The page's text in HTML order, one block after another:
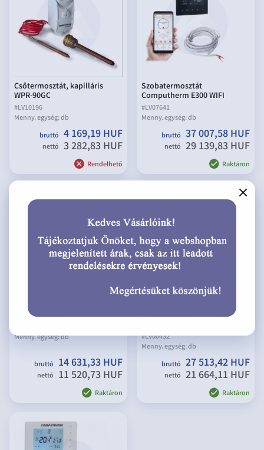
Csőtermosztát, kapilláris
WPR-90GC
#LV10196
Menny. egység:db
bruttó 4 169,19 HUF
nettó 3 282,83 HUF
Rendelhető
Szobatermosztát
Computherm E300 WIFI
#LV07641
Menny. egység:db
bruttó 37 007,58 HUF
nettó 29 139,83 HUF
Raktáron
Szobatermosztát
Computherm Q7
Menny. egység:db
bruttó 14 631,33 HUF
nettó 11 520,73 HUF
Raktáron
Computherm Q7 RF (vezeték
#LV00432
Menny. egység:db
bruttó 27 513,42 HUF
nettó 21 664,11 HUF
Raktáron